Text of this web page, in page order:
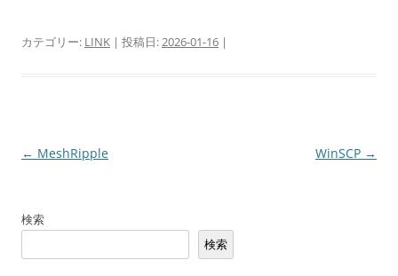
カテゴリー: LINK | 投稿日:2026-01-16 |
投
ビ
← MeshRipple WinSCP →
検索
検索